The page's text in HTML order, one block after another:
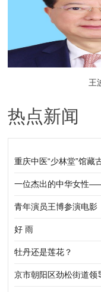
王
热点新闻
重庆中医“少林堂”馆藏
一位杰出的中华女性
青年演员王博参演电影
色
好 雨
牡丹还是莲花？
京市朝阳区劲松街道领